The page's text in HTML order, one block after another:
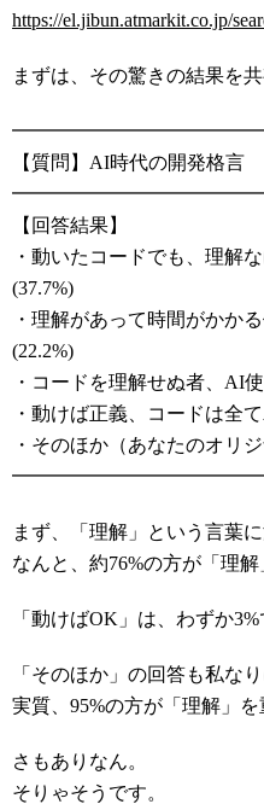
https://el.jibun.atmarkit.co.jp/
まずは、その驚きの結果を共
【質問】AI時代の開発格言
【回答結果】
・動いたコードでも、理解
(37.7%)
・理解があって時間がかか
(22.2%)
・コードを理解せぬ者、AI
・動けば正義、コードは全
・そのほか（あなたのオリ
まず、「理解」という言葉
なんと、約76%の方が「理解
「動けばOK」は、わずか3%
「そのほか」の回答も私な
実質、95%の方が「理解」
さもありなん。
そりゃそうです。